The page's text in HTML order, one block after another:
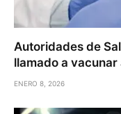
Autoridades de
llamado a
ENERO 8, 2026